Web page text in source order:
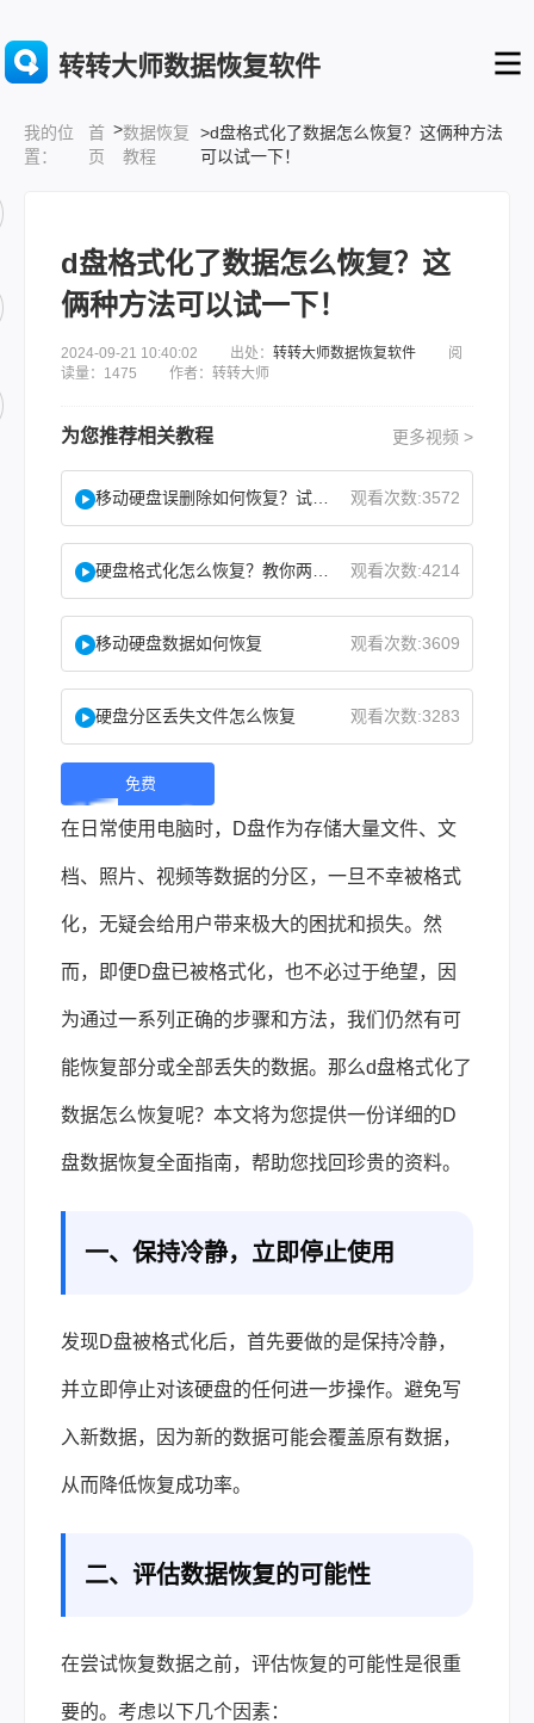
转转大师数据恢复软件
我的位
置：
首
页
>数据恢复
教程
>d盘格式化了数据怎么恢复？这俩种方法
可以试一下！
d盘格式化了数据怎么恢复？这
俩种方法可以试一下！
2024-09-21 10:40:02 出处： 转转大师数据恢复软件 阅
读量：1475 作者：转转大师
为您推荐相关教程 更多视频 >
观看次数:3572
观看次数:4214
移动硬盘数据如何恢复 观看次数:3609
硬盘分区丢失文件怎么恢复 观看次数:3283
免费
下
载 |
在日常使用电脑时，D盘作为存储大量文件、文
档、照片、视频等数据的分区，一旦不幸被格式
化，无疑会给用户带来极大的困扰和损失。然
而，即便D盘已被格式化，也不必过于绝望，因
为通过一系列正确的步骤和方法，我们仍然有可
能恢复部分或全部丢失的数据。那么d盘格式化了
数据怎么恢复呢？本文将为您提供一份详细的D
盘数据恢复全面指南，帮助您找回珍贵的资料。
一、保持冷静，立即停止使用
发现D盘被格式化后，首先要做的是保持冷静，
并立即停止对该硬盘的任何进一步操作。避免写
入新数据，因为新的数据可能会覆盖原有数据，
从而降低恢复成功率。
二、评估数据恢复的可能性
在尝试恢复数据之前，评估恢复的可能性是很重
要的。考虑以下几个因素：